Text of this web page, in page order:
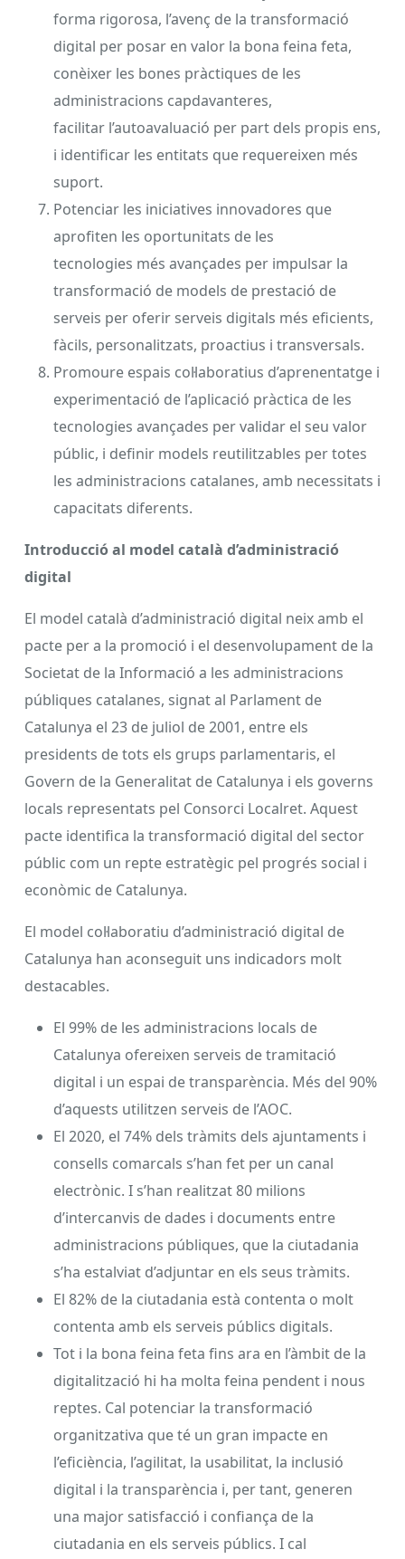
forma rigorosa, l’avenç de la transformació
digital per posar en valor la bona feina feta,
conèixer les bones pràctiques de les
administracions capdavanteres,
facilitar l’autoavaluació per part dels propis ens,
i identificar les entitats que requereixen més
suport.
Potenciar les iniciatives innovadores que
aprofiten les oportunitats de les
tecnologies més avançades per impulsar la
transformació de models de prestació de
serveis per oferir serveis digitals més eficients,
fàcils, personalitzats, proactius i transversals.
Promoure espais col·laboratius d’aprenentatge i
experimentació de l’aplicació pràctica de les
tecnologies avançades per validar el seu valor
públic, i definir models reutilitzables per totes
les administracions catalanes, amb necessitats i
capacitats diferents.
Introducció al model català d’administració
digital
El model català d’administració digital neix amb el
pacte per a la promoció i el desenvolupament de la
Societat de la Informació a les administracions
públiques catalanes, signat al Parlament de
Catalunya el 23 de juliol de 2001, entre els
presidents de tots els grups parlamentaris, el
Govern de la Generalitat de Catalunya i els governs
locals representats pel Consorci Localret. Aquest
pacte identifica la transformació digital del sector
públic com un repte estratègic pel progrés social i
econòmic de Catalunya.
El model col·laboratiu d’administració digital de
Catalunya han aconseguit uns indicadors molt
destacables.
El 99% de les administracions locals de
Catalunya ofereixen serveis de tramitació
digital i un espai de transparència. Més del 90%
d’aquests utilitzen serveis de l’AOC.
El 2020, el 74% dels tràmits dels ajuntaments i
consells comarcals s’han fet per un canal
electrònic. I s’han realitzat 80 milions
d’intercanvis de dades i documents entre
administracions públiques, que la ciutadania
s’ha estalviat d’adjuntar en els seus tràmits.
El 82% de la ciutadania està contenta o molt
contenta amb els serveis públics digitals.
Tot i la bona feina feta fins ara en l’àmbit de la
digitalització hi ha molta feina pendent i nous
reptes. Cal potenciar la transformació
organitzativa que té un gran impacte en
l’eficiència, l’agilitat, la usabilitat, la inclusió
digital i la transparència i, per tant, generen
una major satisfacció i confiança de la
ciutadania en els serveis públics. I cal